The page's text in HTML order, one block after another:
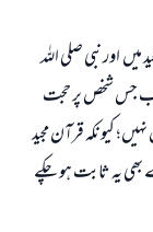
اور نبی صلی اللہ
اب جس شخص پر حجت
کیونکہ قرآن مجید
بھی یہ ثابت ہو چکے